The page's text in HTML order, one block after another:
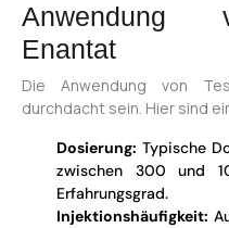
Anwendung
Enantat
Die Anwendung von
durchdacht sein. Hier sind
Dosierung: Typische
zwischen 300 und
Erfahrungsgrad.
Injektionshäufigkeit: